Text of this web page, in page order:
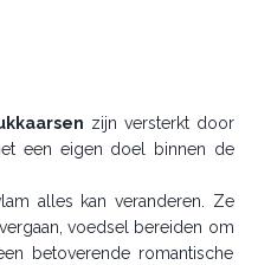
zijn versterkt door
een eigen doel binnen de
alles kan veranderen. Ze
voedsel bereiden om
betoverende romantische